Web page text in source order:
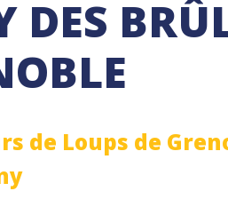
DES
de Loups de